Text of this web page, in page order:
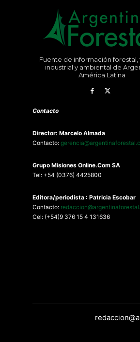
Fuente de información
industrial y ambiental de
América Latina
Contacto
Director: Marcelo Almada
Contacto:
Grupo MisionesOnline.Com SA
Tel: +54 (0376) 4425800
Editora/periodista : Patricia Escobar
Contacto:
Cel: (+54)9 376 15 4 131636